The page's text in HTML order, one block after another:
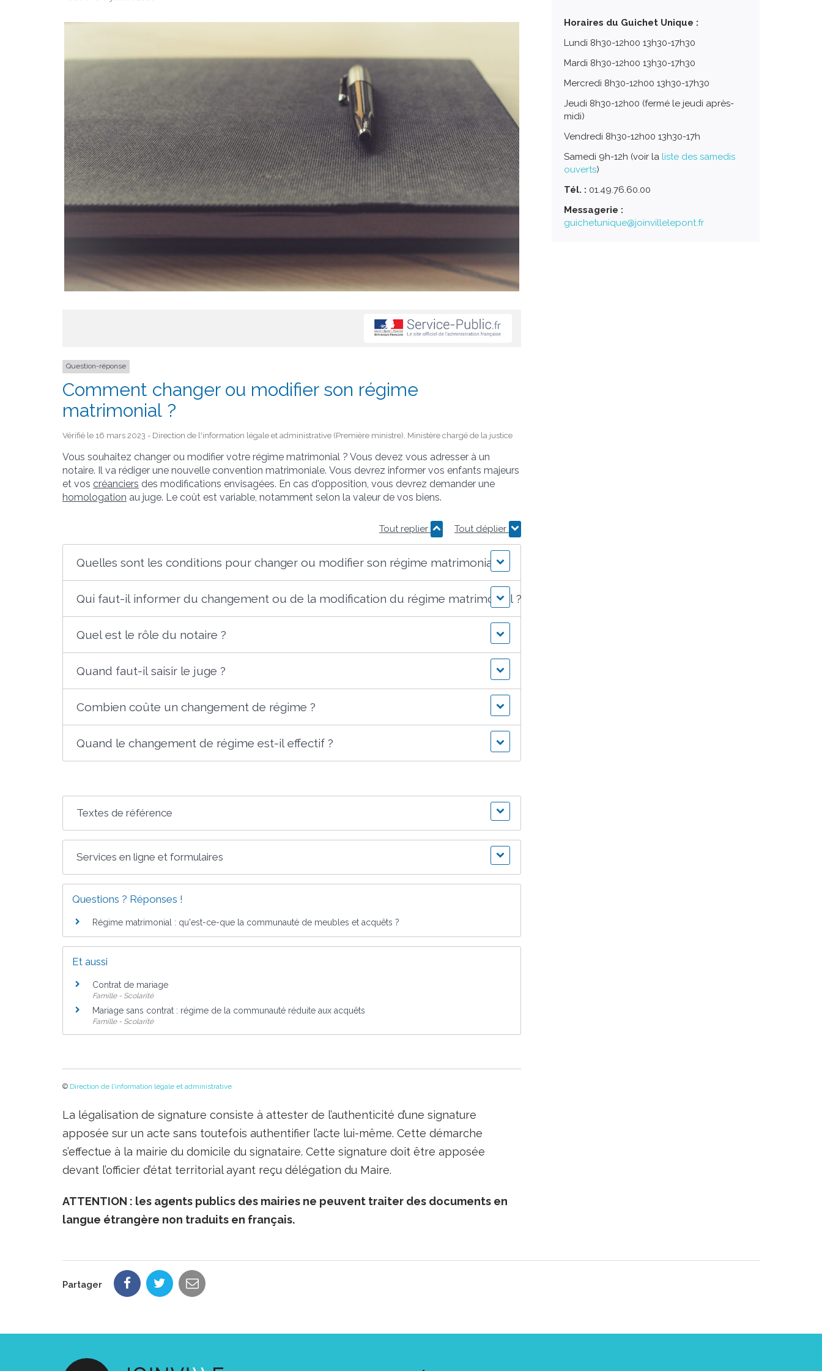
Question-réponse
Comment changer ou modifier son régime
matrimonial ?
Vérifié le 16 mars 2023 - Direction de l'information légale et administrative (Première ministre), Ministère chargé de la justice
Vous souhaitez changer ou modifier votre régime matrimonial ? Vous devez vous adresser à un
notaire. Il va rédiger une nouvelle convention matrimoniale. Vous devrez informer vos enfants majeurs
et vos créanciers des modifications envisagées. En cas d'opposition, vous devrez demander une
homologation au juge. Le coût est variable, notamment selon la valeur de vos biens.
Tout replier Tout déplier
Quelles sont les conditions pour changer ou modifier son régime matrimonial ?
Qui faut-il informer du changement ou de la modification du régime matrimonial ?
Quel est le rôle du notaire ?
Quand faut-il saisir le juge ?
Combien coûte un changement de régime ?
Quand le changement de régime est-il effectif ?
Textes de référence
Services en ligne et formulaires
Questions ? Réponses !
Régime matrimonial : qu'est-ce-que la communauté de meubles et acquêts ?
Et aussi
Contrat de mariage
Famille - Scolarité
Mariage sans contrat : régime de la communauté réduite aux acquêts
Famille - Scolarité
© Direction de l'information légale et administrative
La légalisation de signature consiste à attester de l’authenticité d’une signature
apposée sur un acte sans toutefois authentifier l’acte lui-même. Cette démarche
s’effectue à la mairie du domicile du signataire. Cette signature doit être apposée
devant l’officier d’état territorial ayant reçu délégation du Maire.
ATTENTION : les agents publics des mairies ne peuvent traiter des documents en
langue étrangère non traduits en français.
Horaires du Guichet Unique :
Lundi 8h30-12h00 13h30-17h30
Mardi 8h30-12h00 13h30-17h30
Mercredi 8h30-12h00 13h30-17h30
Jeudi 8h30-12h00 (fermé le jeudi après-
midi)
Vendredi 8h30-12h00 13h30-17h
Samedi 9h-12h (voir la liste des samedis
ouverts)
Tél. : 01.49.76.60.00
Messagerie :
guichetunique@joinvillelepont.fr
Partager